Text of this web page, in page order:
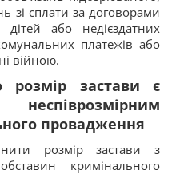
зі сплати за договорами
дітей або недієздатних
платежів або
війною.
розмір застави є
провадження
розмір застави з
кримінального